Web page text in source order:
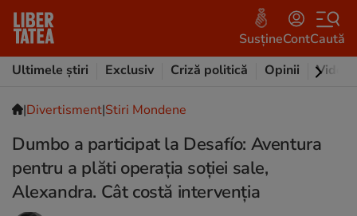
SusțineContCaută
Ultimele știri
Exclusiv Criză politică Opinii Video
|Divertisment|Stiri Mondene
Dumbo a participat la Desafío: Aventura
pentru a plăti operația soției sale,
Alexandra. Cât costă intervenția